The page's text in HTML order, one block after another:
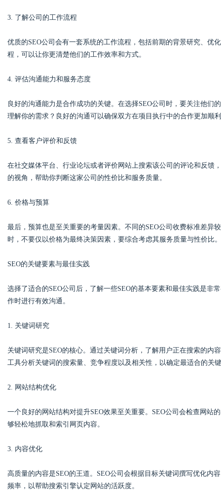
3. 了解公司的工作流程
优质的SEO公司会有一套系统的工作流程，包括前期的背景研究、优
程，可以让你更清楚他们的工作效率和方式。
4. 评估沟通能力和服务态度
良好的沟通能力是合作成功的关键。在选择SEO公司时，要关注他
理解你的需求？良好的沟通可以确保双方在项目执行中的合作更加顺
5. 查看客户评价和反馈
在社交媒体平台、行业论坛或者评价网站上搜索该公司的评论和反馈
的视角，帮助你判断这家公司的性价比和服务质量。
6. 价格与预算
最后，预算也是至关重要的考量因素。不同的SEO公司收费标准差异
时，不要仅以价格为最终决策因素，要综合考虑其服务质量与性价比。
SEO的关键要素与最佳实践
选择了适合的SEO公司后，了解一些SEO的基本要素和最佳实践是非
作时进行有效沟通。
1. 关键词研究
关键词研究是SEO的核心。通过关键词分析，了解用户正在搜索的内
工具分析关键词的搜索量、竞争程度以及相关性，以确定最适合的关
2. 网站结构优化
一个良好的网站结构对提升SEO效果至关重要。SEO公司会检查网站
够轻松地抓取和索引网页内容。
3. 内容优化
高质量的内容是SEO的王道。SEO公司会根据目标关键词撰写优化内
频率，以帮助搜索引擎认定网站的活跃度。